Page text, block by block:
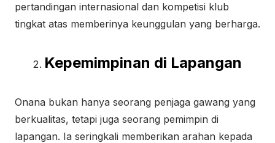
pertandingan internasional dan kompetisi klub
tingkat atas memberinya keunggulan yang berharga.
Kepemimpinan di Lapangan
Onana bukan hanya seorang penjaga gawang yang
berkualitas, tetapi juga seorang pemimpin di
lapangan. Ia seringkali memberikan arahan kepada